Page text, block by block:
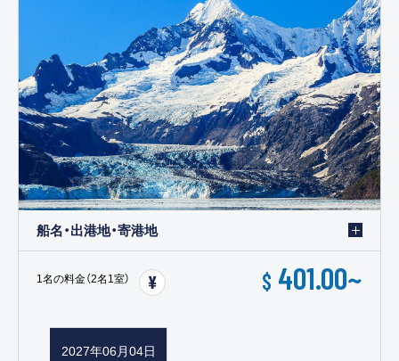
船名・出港地・寄港地
1名の料金（2名1室） $ 401.00~
2027年06月04日